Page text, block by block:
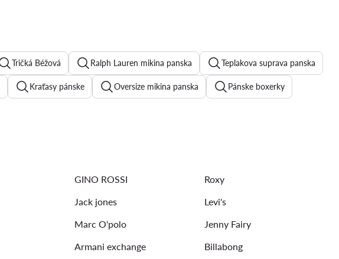
Tričká Béžová Ralph Lauren mikina panska Teplakova suprava panska
Kraťasy pánske Oversize mikina panska Pánske boxerky
GINO ROSSI
Roxy
Jack jones
Levi's
Marc O'polo
Jenny Fairy
Armani exchange
Billabong